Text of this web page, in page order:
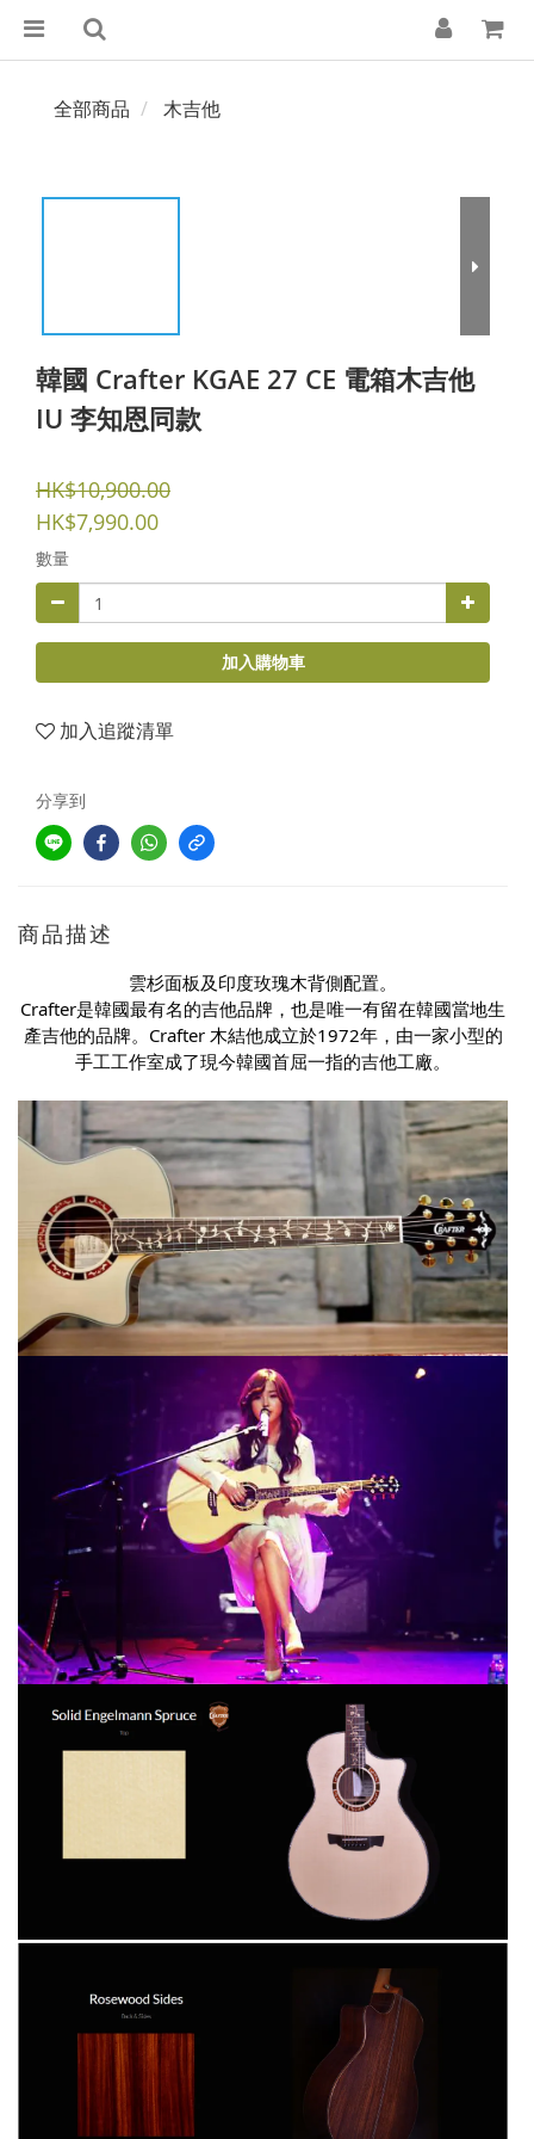
全部商品 木吉他
韓國 Crafter KGAE 27 CE 電箱木吉他
IU 李知恩同款
HK$10,900.00
HK$7,990.00
數量
加入購物車
加入追蹤清單
分享到
商品描述
雲杉面板及印度玫瑰木背側配置。
Crafter是韓國最有名的吉他品牌，也是唯一有留在韓國當地生
產吉他的品牌。Crafter 木結他成立於1972年，由一家小型的
手工工作室成了現今韓國首屈一指的吉他工廠。